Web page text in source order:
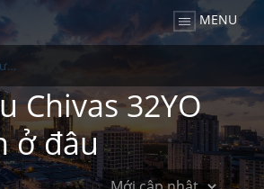
MENU
Mua rượu Chivas 32YO Duty Hàn ở đâu
Chivas 32YO
ở đâu